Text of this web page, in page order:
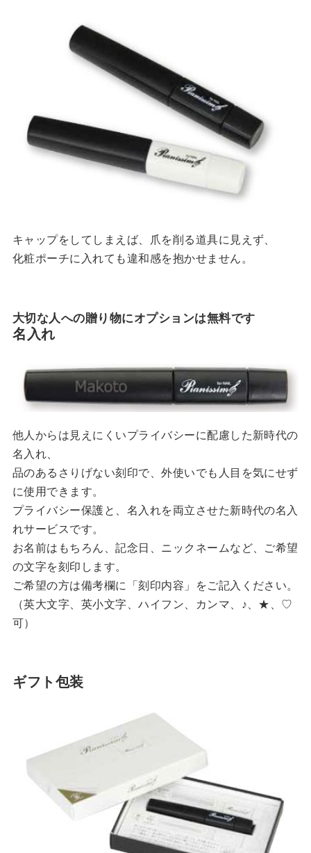
キャップをしてしまえば、爪を削る道具に見えず、
化粧ポーチに入れても違和感を抱かせません。
大切な人への贈り物にオプションは無料です
名入れ
他人からは見えにくいプライバシーに配慮した新時代の
名入れ、
品のあるさりげない刻印で、外使いでも人目を気にせず
に使用できます。
プライバシー保護と、名入れを両立させた新時代の名入
れサービスです。
お名前はもちろん、記念日、ニックネームなど、ご希望
の文字を刻印します。
ご希望の方は備考欄に「刻印内容」をご記入ください。
（英大文字、英小文字、ハイフン、カンマ、♪、★、♡
可）
ギフト包装